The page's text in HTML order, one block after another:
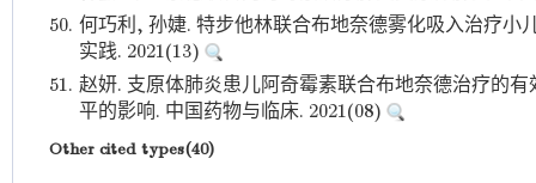
50. 何巧利, 孙婕. 特步他林联合布地奈德雾化吸入治疗小
实践. 2021(13)
51. 赵妍. 支原体肺炎患儿阿奇霉素联合布地奈德治疗的
平的影响. 中国药物与临床. 2021(08)
Other cited types(40)